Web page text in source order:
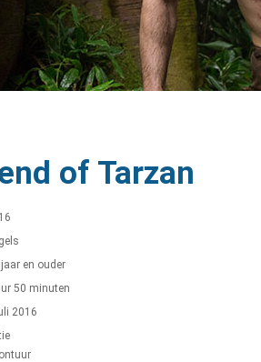
of Tarzan
en ouder
50 minuten
2016